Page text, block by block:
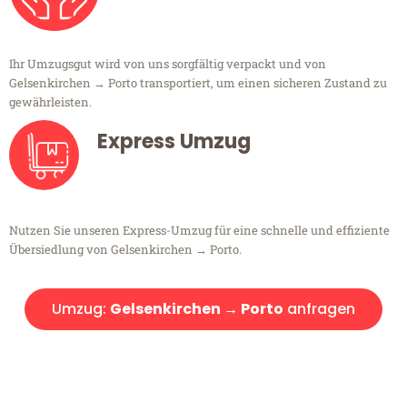
Ihr Umzugsgut wird von uns sorgfältig verpackt und von
Gelsenkirchen → Porto transportiert, um einen sicheren Zustand zu
gewährleisten.
Express Umzug
Nutzen Sie unseren Express-Umzug für eine schnelle und effiziente
Übersiedlung von Gelsenkirchen → Porto.
Umzug: Gelsenkirchen → Porto anfragen